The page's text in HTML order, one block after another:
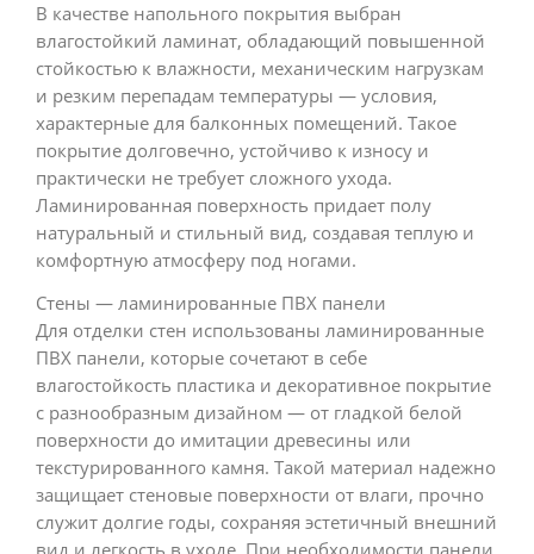
В качестве напольного покрытия выбран
влагостойкий ламинат, обладающий повышенной
стойкостью к влажности, механическим нагрузкам
и резким перепадам температуры — условия,
характерные для балконных помещений. Такое
покрытие долговечно, устойчиво к износу и
практически не требует сложного ухода.
Ламинированная поверхность придает полу
натуральный и стильный вид, создавая теплую и
комфортную атмосферу под ногами.
Стены — ламинированные ПВХ панели
Для отделки стен использованы ламинированные
ПВХ панели, которые сочетают в себе
влагостойкость пластика и декоративное покрытие
с разнообразным дизайном — от гладкой белой
поверхности до имитации древесины или
текстурированного камня. Такой материал надежно
защищает стеновые поверхности от влаги, прочно
служит долгие годы, сохраняя эстетичный внешний